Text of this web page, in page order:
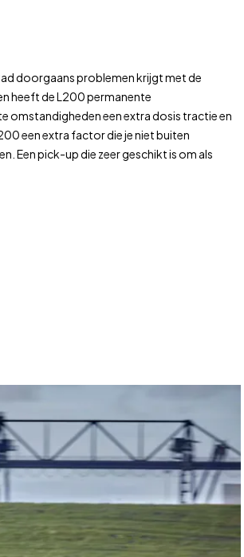
doorgaans problemen krijgt met de
heeft de L200 permanente
omstandigheden een extra dosis tractie en
een extra factor die je niet buiten
Een pick-up die zeer geschikt is om als